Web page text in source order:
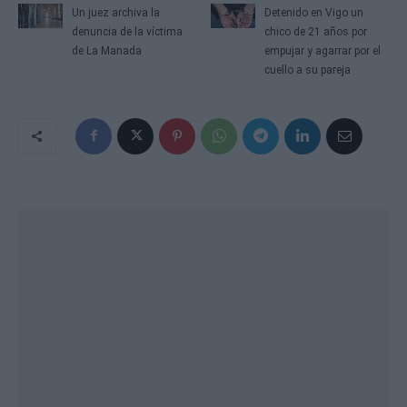
Un juez archiva la
denuncia de la víctima
de La Manada
Detenido en Vigo un
chico de 21 años por
empujar y agarrar por el
cuello a su pareja